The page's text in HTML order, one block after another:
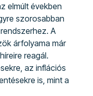
elmúlt években
szorosabban
A
árfolyama már
reagál.
az inflációs
is, mint a